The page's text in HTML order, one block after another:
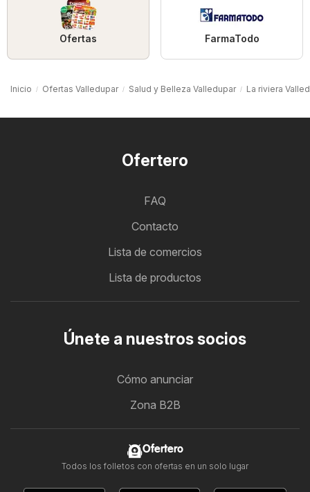
Ofertas FarmaTodo
Inicio Ofertas Valledupar Salud y Belleza Valledupar La riviera
Ofertero
FAQ
Contacto
Lista de comercios
Lista de productos
Únete a nuestros socios
Cómo anunciar
Zona B2B
Ofertero
Todos los folletos con ofertas en un solo lugar